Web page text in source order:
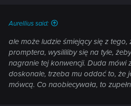
Aurellius said:
ale może ludzie śmiejący się z tego,
promptera, wysililiby się na tyle,
nagranie tej konwencji. Duda mówi
doskonale, trzeba mu oddać to, że
mówcą. Co naobiecywała, to